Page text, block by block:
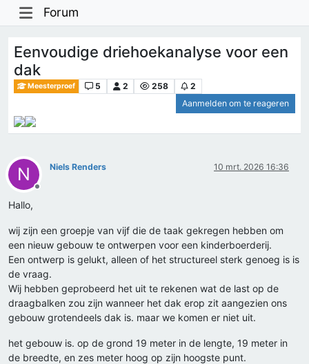
Forum
Eenvoudige driehoekanalyse voor een
dak
Meesterproef 5 2 258
2
Aanmelden om te reageren
N
Offline
Niels Renders 10 mrt. 2026 16:36
Hallo,
wij zijn een groepje van vijf die de taak gekregen hebben om
een nieuw gebouw te ontwerpen voor een kinderboerderij.
Een ontwerp is gelukt, alleen of het structureel sterk genoeg is is
de vraag.
Wij hebben geprobeerd het uit te rekenen wat de last op de
draagbalken zou zijn wanneer het dak erop zit aangezien ons
gebouw grotendeels dak is. maar we komen er niet uit.
het gebouw is. op de grond 19 meter in de lengte, 19 meter in
de breedte, en zes meter hoog op zijn hoogste punt.